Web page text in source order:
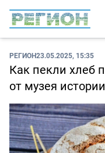
РЕГИОН23.05.2025, 15:35
Как пекли хлеб
от музея